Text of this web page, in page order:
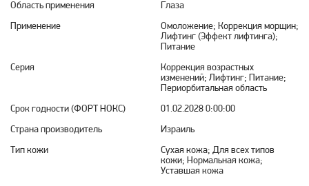
Область применения
Глаза
Применение
Омоложение; Коррекция морщин;
Лифтинг (Эффект лифтинга);
Питание
Серия
Коррекция возрастных
изменений; Лифтинг; Питание;
Периорбитальная область
Срок годности (ФОРТ НОКС)
01.02.2028 0:00:00
Страна производитель
Израиль
Тип кожи
Сухая кожа; Для всех типов
кожи; Нормальная кожа;
Уставшая кожа